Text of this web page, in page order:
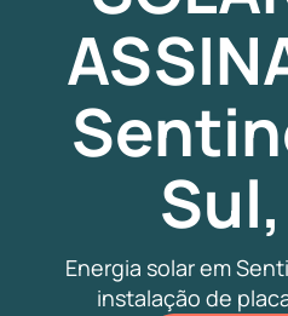
Energia solar em
instalação de